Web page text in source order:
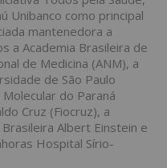
Unibanco como principal
mantenedora a
a Academia Brasileira de
de Medicina (ANM), a
de São Paulo
do Paraná
Cruz (Fiocruz), a
Albert Einstein e
Hospital Sírio-